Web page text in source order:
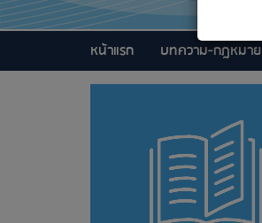
หน้าแรก บทความ-กฎหมาย